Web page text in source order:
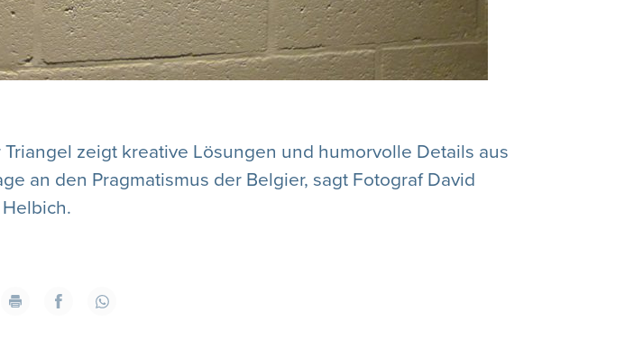
zeigt kreative Lösungen und humorvolle Details aus
an den Pragmatismus der Belgier, sagt Fotograf David
Helbich.